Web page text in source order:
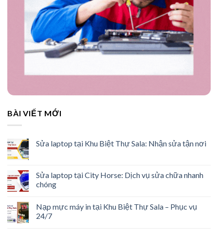
BÀI VIẾT MỚI
Sửa laptop tại Khu Biệt Thự Sala: Nhận sửa tận nơi
Sửa laptop tại City Horse: Dịch vụ sửa chữa nhanh
chóng
Nạp mực máy in tại Khu Biệt Thự Sala – Phục vụ
24/7